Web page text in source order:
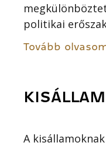
politikai
Tovább
KISÁLLAM
A